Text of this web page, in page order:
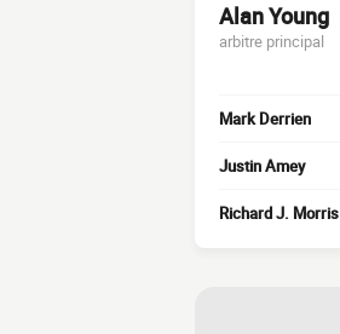
Alan Young
arbitre principal
Mark Derrien
Justin Amey
Richard J. Morris